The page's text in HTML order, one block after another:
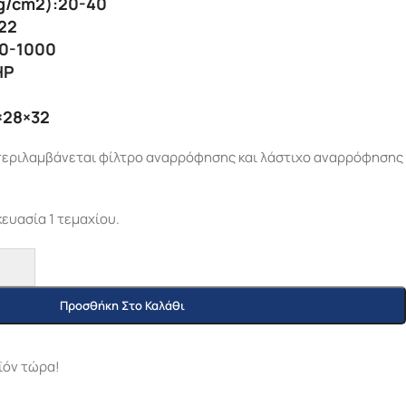
1000
φίλτρο αναρρόφησης και λάστιχο αναρρόφησης
1 τεμαχίου.
Προσθήκη Στο Καλάθι
τώρα!